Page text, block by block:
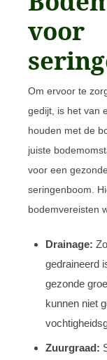
voor
Om ervoor te
gedijt, is het van
houden met de
juiste
voor een
seringenboom.
bodemvereisten
Drainage:
gedraineerd
gezonde
kunnen niet
Zuurgraad: